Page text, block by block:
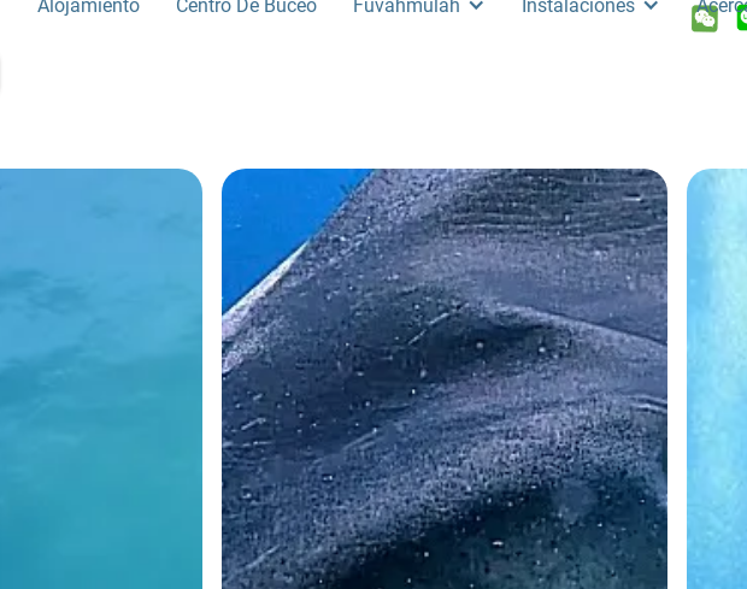
Alojamiento Centro De Buceo Fuvahmulah Instalaciones